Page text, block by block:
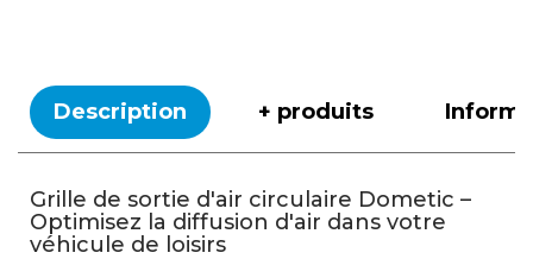
Description + produits
Grille de sortie d'air circulaire Dometic –
Optimisez la diffusion d'air dans votre
véhicule de loisirs